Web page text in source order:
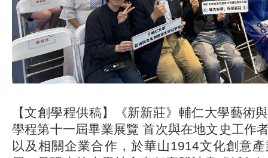
【文創學程供稿】《新新莊》輔仁大學藝術
學程第十一屆畢業展覽 首次與在地文史工作
以及相關企業合作，於華山1914文化創意